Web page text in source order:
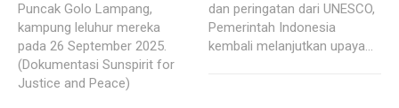
Puncak Golo Lampang,
kampung leluhur mereka
pada 26 September 2025.
(Dokumentasi Sunspirit for
Justice and Peace)
dan peringatan dari UNESCO,
Pemerintah Indonesia
kembali melanjutkan upaya...